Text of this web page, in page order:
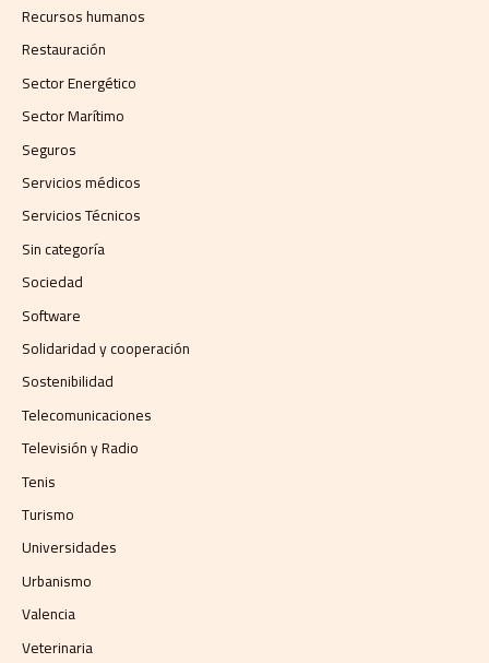
Recursos humanos
Restauración
Sector Energético
Sector Marítimo
Seguros
Servicios médicos
Servicios Técnicos
Sin categoría
Sociedad
Software
Solidaridad y cooperación
Sostenibilidad
Telecomunicaciones
Televisión y Radio
Tenis
Turismo
Universidades
Urbanismo
Valencia
Veterinaria